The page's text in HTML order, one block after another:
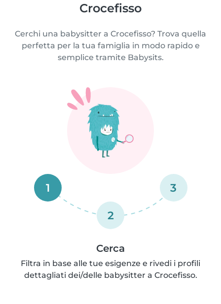
Crocefisso
Cerchi una babysitter a Crocefisso? Trova quella
perfetta per la tua famiglia in modo rapido e
semplice tramite Babysits.
1
2
3
Cerca
Filtra in base alle tue esigenze e rivedi i profili
dettagliati dei/delle babysitter a Crocefisso.